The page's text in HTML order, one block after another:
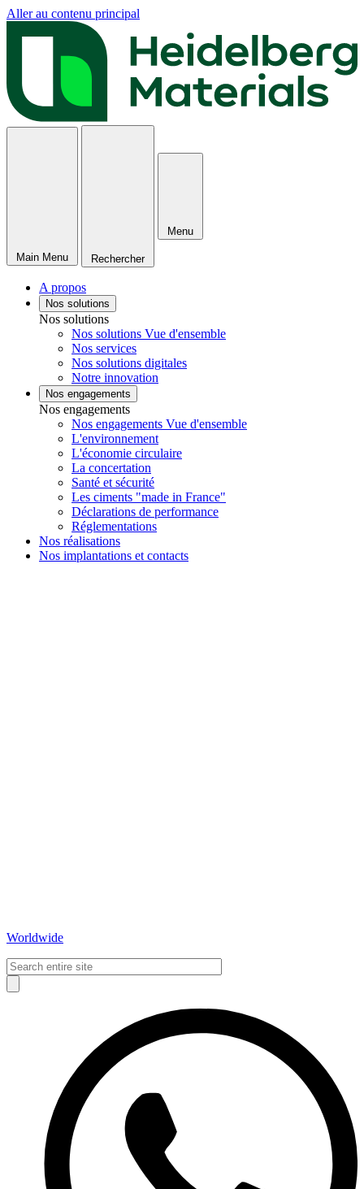
Aller au contenu principal
Main Menu Rechercher
Menu
A propos
Nos solutions
Nos solutions
Nos solutions Vue d'ensemble
Nos services
Nos solutions digitales
Notre innovation
Nos engagements
Nos engagements
Nos engagements Vue d'ensemble
L'environnement
L'économie circulaire
La concertation
Santé et sécurité
Les ciments "made in France"
Déclarations de performance
Réglementations
Nos réalisations
Nos implantations et contacts
Worldwide